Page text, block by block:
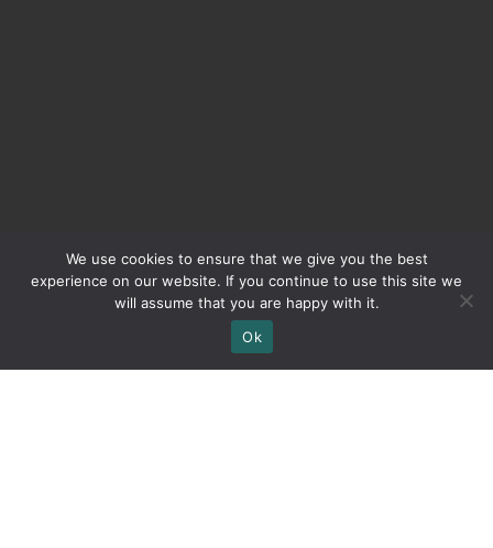
We use cookies to ensure that we give you the best
experience on our website. If you continue to use this site we
will assume that you are happy with it.
Ok